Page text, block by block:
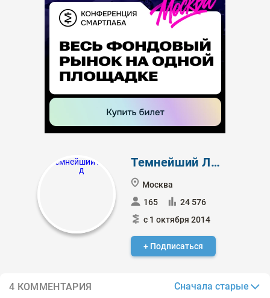
Темнейший Лорд
Москва
165
24 576
с 1 октября 2014
+ Подписаться
4 КОММЕНТАРИЯ Сначала старые